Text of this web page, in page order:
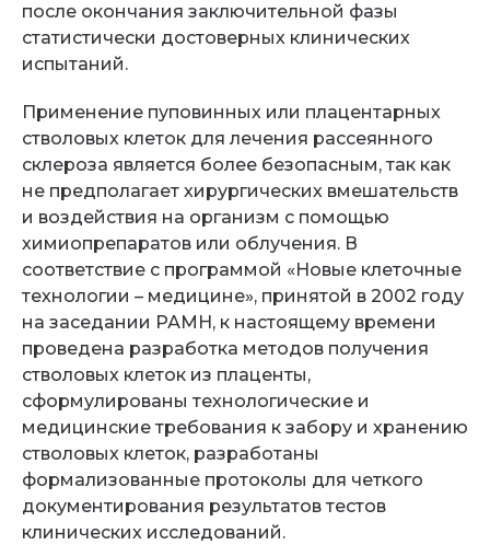
после окончания заключительной фазы
статистически достоверных клинических
испытаний.
Применение пуповинных или плацентарных
стволовых клеток для лечения рассеянного
склероза является более безопасным, так как
не предполагает хирургических вмешательств
и воздействия на организм с помощью
химиопрепаратов или облучения. В
соответствие с программой «Новые клеточные
технологии – медицине», принятой в 2002 году
на заседании РАМН, к настоящему времени
проведена разработка методов получения
стволовых клеток из плаценты,
сформулированы технологические и
медицинские требования к забору и хранению
стволовых клеток, разработаны
формализованные протоколы для четкого
документирования результатов тестов
клинических исследований.